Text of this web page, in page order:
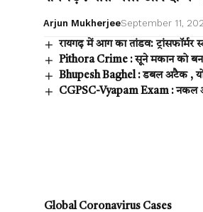
Arjun MukherjeeSeptember 11,
रायगढ़ में आग का तांडव: ट्रांसफॉर्मर
Pithora Crime : सूने मकान को
Bhupesh Baghel : डबल अटैक ,
CGPSC-Vyapam Exam : नकल
Global Coronavirus Cases